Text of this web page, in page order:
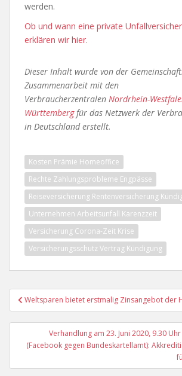
werden.
Ob und wann eine private
erklären wir hier.
Dieser Inhalt wurde von der
Zusammenarbeit mit den
Verbraucherzentralen Nordrhein-
Württembergfür das Netzwerk der
in Deutschland erstellt.
Kosten Prämie Homeoffice
Rechte Zahlungsprobleme Engpässe
Reiseversicherung Rentenversicherung
Unternehmen Arbeitsunfall Karenzzeit
Versicherung Corona-Zeit Krise
Versicherungsschutz Vertrag Kündigung
Beitragsnavigation
Weltsparen bietet erstmalig Zinsangebot der
Verhandlung am 23. Juni 2020, 9.30 Uhr
(Facebook gegen Bundeskartellamt):